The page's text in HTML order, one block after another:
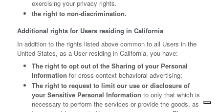
exercising your privacy rights.
the right to non-discrimination.
Additional rights for Users residing in California
In addition to the rights listed above common to all Users in the
United States, as a User residing in California, you have:
The right to opt out of the Sharing of your Personal
Information for cross-context behavioral advertising;
The right to request to limit our use or disclosure of
your Sensitive Personal Information to only that which is
necessary to perform the services or provide the goods, as